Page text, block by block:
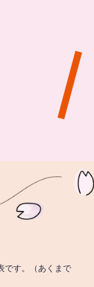
です。（あくまで